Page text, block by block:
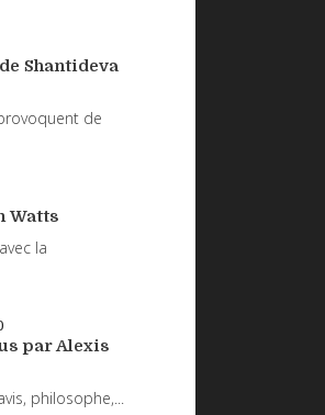
Shantideva
de
Watts
la
par Alexis
philosophe,...